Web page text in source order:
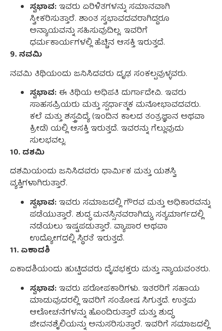
ಸ್ವಭಾವ: ಇವರು ಏರಿಳಿತಗಳನ್ನು ಸಮಾನವಾಗಿ
ಸ್ವೀಕರಿಸುತ್ತಾರೆ. ಶಾಂತ ಸ್ವಭಾವದವರಾಗಿದ್ದರೂ
ಅನ್ಯಾಯವನ್ನು ಸಹಿಸುವುದಿಲ್ಲ. ಇವರಿಗೆ
ಧರ್ಮಕಾರ್ಯಗಳಲ್ಲಿ ಹೆಚ್ಚಿನ ಆಸಕ್ತಿ ಇರುತ್ತದೆ.
9. ನವಮಿ
ನವಮಿ ತಿಥಿಯಂದು ಜನಿಸಿದವರು ದೃಢ ಸಂಕಲ್ಪವುಳ್ಳವರು.
ಸ್ವಭಾವ:ಈ ತಿಥಿಯ ಅಧಿಪತಿ ದುರ್ಗಾದೇವಿ. ಇವರು
ಸಾಹಸಪ್ರಿಯರು ಮತ್ತು ಸ್ಪರ್ಧಾತ್ಮಕ ಮನೋಭಾವದವರು.
ಕಲೆ ಮತ್ತು ಶಸ್ತ್ರವಿದ್ಯೆ (ಇಂದಿನ ಕಾಲದ ತಂತ್ರಜ್ಞಾನ ಅಥವಾ
ಕ್ರೀಡೆ) ಯಲ್ಲಿ ಆಸಕ್ತಿ ಇರುತ್ತದೆ. ಇವರನ್ನು ಗೆಲ್ಲುವುದು
ಸುಲಭವಲ್ಲ.
10. ದಶಮಿ
ದಶಮಿಯಂದು ಜನಿಸಿದವರು ಧಾರ್ಮಿಕ ಮತ್ತು ಯಶಸ್ವಿ
ವ್ಯಕ್ತಿಗಳಾಗಿರುತ್ತಾರೆ.
ಸ್ವಭಾವ: ಇವರು ಸಮಾಜದಲ್ಲಿ ಗೌರವ ಮತ್ತು ಅಧಿಕಾರವನ್ನು
ಪಡೆಯುತ್ತಾರೆ. ಶುದ್ಧ ಮನಸ್ಸಿನವರಾಗಿದ್ದು, ಸತ್ಯಮಾರ್ಗದಲ್ಲಿ
ನಡೆಯಲು ಇಷ್ಟಪಡುತ್ತಾರೆ. ವ್ಯಾಪಾರ ಅಥವಾ
ಉದ್ಯೋಗದಲ್ಲಿ ಸ್ಥಿರತೆ ಇರುತ್ತದೆ.
11. ಏಕಾದಶಿ
ಏಕಾದಶಿಯಂದು ಹುಟ್ಟಿದವರು ದೈವಭಕ್ತರು ಮತ್ತು ನ್ಯಾಯವಂತರು.
ಸ್ವಭಾವ: ಇವರು ಪರೋಪಕಾರಿಗಳು. ಇತರರಿಗೆ ಸಹಾಯ
ಮಾಡುವುದರಲ್ಲಿ ಇವರಿಗೆ ಸಂತೋಷ ಸಿಗುತ್ತದೆ. ಉತ್ತಮ
ಆಲೋಚನೆಗಳನ್ನು ಹೊಂದಿರುತ್ತಾರೆ ಮತ್ತು ಶುದ್ಧ
ಜೀವನಶೈಲಿಯನ್ನು ಅನುಸರಿಸುತ್ತಾರೆ. ಇವರಿಗೆ ಸಮಾಜದಲ್ಲಿ